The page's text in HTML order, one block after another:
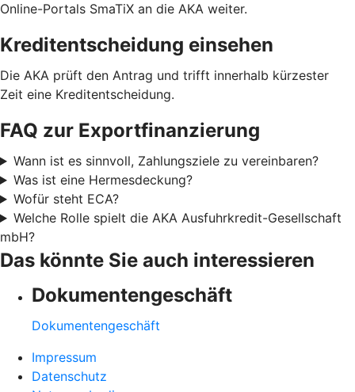
Online-Portals SmaTiX an die AKA weiter.
Kreditentscheidung einsehen
Die AKA prüft den Antrag und trifft innerhalb kürzester
Zeit eine Kreditentscheidung.
FAQ zur Exportfinanzierung
Wann ist es sinnvoll, Zahlungsziele zu vereinbaren?
Was ist eine Hermesdeckung?
Wofür steht ECA?
Welche Rolle spielt die AKA Ausfuhrkredit-Gesellschaft
mbH?
Das könnte Sie auch interessieren
Dokumentengeschäft
Dokumentengeschäft
Impressum
Datenschutz